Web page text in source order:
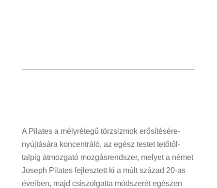
A Pilates a mélyrétegű törzsizmok erősítésére-
nyújtására koncentráló, az egész testet tetőtől-
talpig átmozgató mozgásrendszer, melyet a német
Joseph Pilates fejlesztett ki a múlt század 20-as
éveiben, majd csiszolgatta módszerét egészen